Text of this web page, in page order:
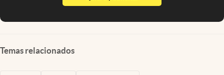
Temas relacionados